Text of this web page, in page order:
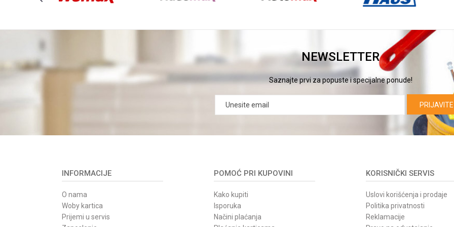
NEWSLETTER
Saznajte prvi za popuste i specijalne ponude!
INFORMACIJE
O nama
Woby kartica
Prijemi u servis
POMOĆ PRI KUPOVINI
Kako kupiti
Isporuka
Načini plaćanja
KORISNIČKI SERVIS
Uslovi korišćenja i prodaje
Politika privatnosti
Reklamacije